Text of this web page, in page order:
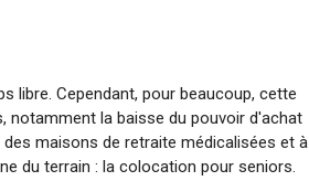
libre. Cependant, pour beaucoup, cette
notamment la baisse du pouvoir d'achat
maisons de retraite médicalisées et à
du terrain : la colocation pour seniors.